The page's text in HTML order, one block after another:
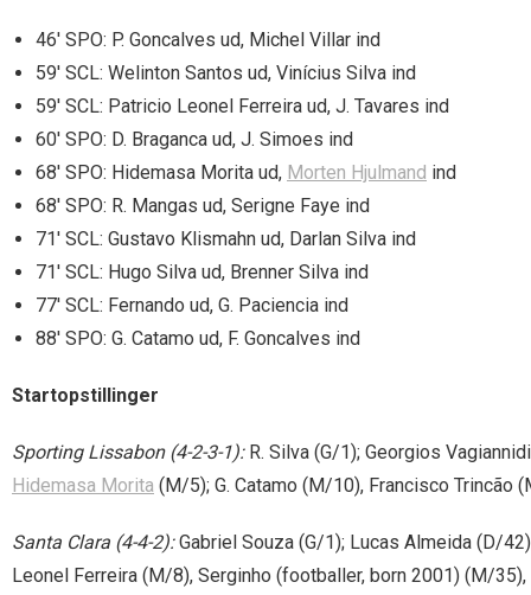
46′ SPO: P. Goncalves ud, Michel Villar ind
59′ SCL: Welinton Santos ud, Vinícius Silva ind
59′ SCL: Patricio Leonel Ferreira ud, J. Tavares ind
60′ SPO: D. Braganca ud, J. Simoes ind
68′ SPO: Hidemasa Morita ud, Morten Hjulmand ind
68′ SPO: R. Mangas ud, Serigne Faye ind
71′ SCL: Gustavo Klismahn ud, Darlan Silva ind
71′ SCL: Hugo Silva ud, Brenner Silva ind
77′ SCL: Fernando ud, G. Paciencia ind
88′ SPO: G. Catamo ud, F. Goncalves ind
Startopstillinger
Sporting Lissabon (4-2-3-1):R. Silva (G/1); Georgios
Hidemasa Morita (M/5); G. Catamo (M/10), Francisco Trincão
Santa Clara (4-4-2):Gabriel Souza (G/1); Lucas Almeida (D/
Leonel Ferreira (M/8), Serginho (footballer, born 2001) (M/